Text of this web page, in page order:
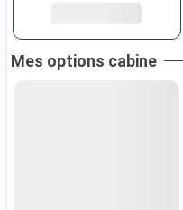
Mes options cabine